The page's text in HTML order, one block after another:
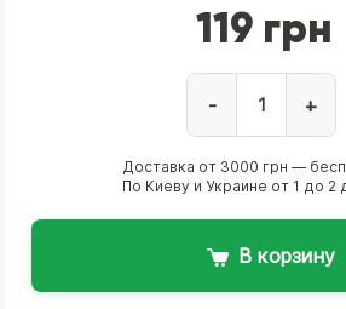
119 грн
- +
Доставка от 3000 грн —
По Киеву и Украине от 1 до 2
В корзину